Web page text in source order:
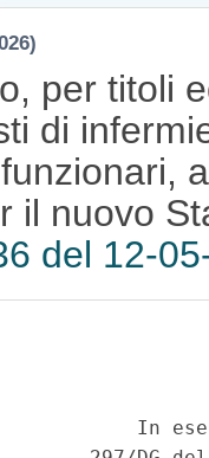
per titoli
di
il nuovo
del 12-